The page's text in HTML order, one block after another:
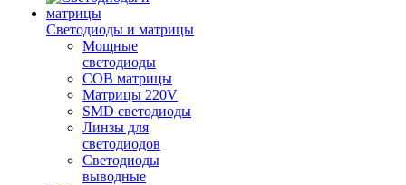
Светодиоды и матрицы
Мощные
светодиоды
COB матрицы
Матрицы 220V
SMD светодиоды
Линзы для
светодиодов
Светодиоды
выводные